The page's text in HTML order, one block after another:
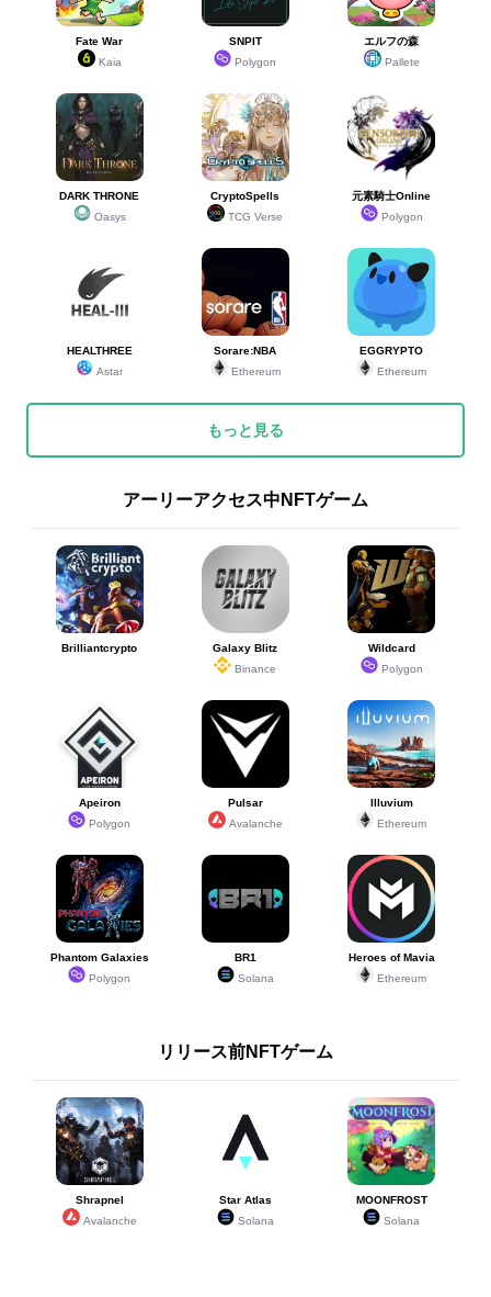
Fate War
Kaia
SNPIT
Polygon
エルフの森
Pallete
DARK THRONE
Oasys
CryptoSpells
TCG Verse
元素騎士Online
Polygon
HEALTHREE
Astar
Sorare:NBA
Ethereum
EGGRYPTO
Ethereum
もっと見る
アーリーアクセス中NFTゲーム
Brilliantcrypto
Galaxy Blitz
Binance
Wildcard
Polygon
Apeiron
Polygon
Pulsar
Avalanche
Illuvium
Ethereum
Phantom Galaxies
Polygon
BR1
Solana
Heroes of Mavia
Ethereum
リリース前NFTゲーム
Shrapnel
Avalanche
Star Atlas
Solana
MOONFROST
Solana